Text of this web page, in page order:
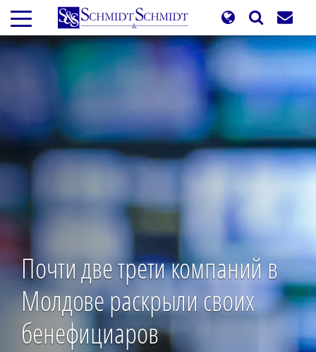
Перейти
основному
содержанию
Почти две трети компаний в
Молдове раскрыли своих
бенефициаров